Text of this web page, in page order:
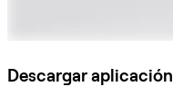
Descargar aplicación